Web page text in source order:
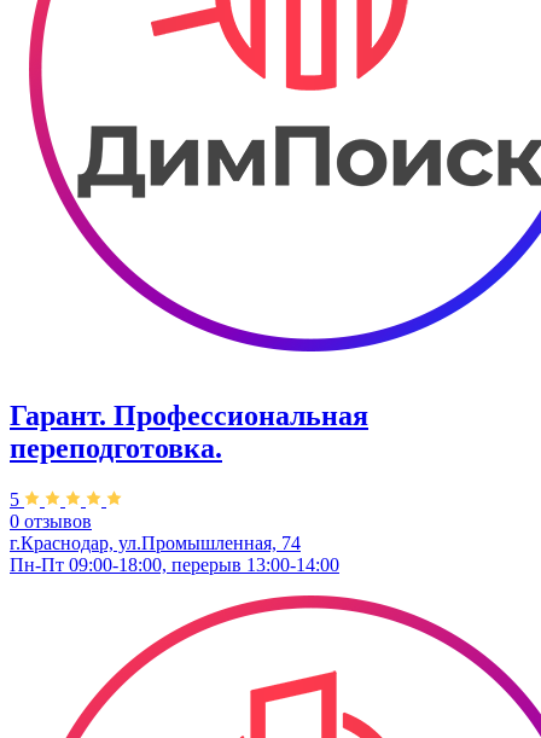
Гарант. Профессиональная
переподготовка.
5
0 отзывов
г.Краснодар, ул.Промышленная, 74
Пн-Пт 09:00-18:00, перерыв 13:00-14:00